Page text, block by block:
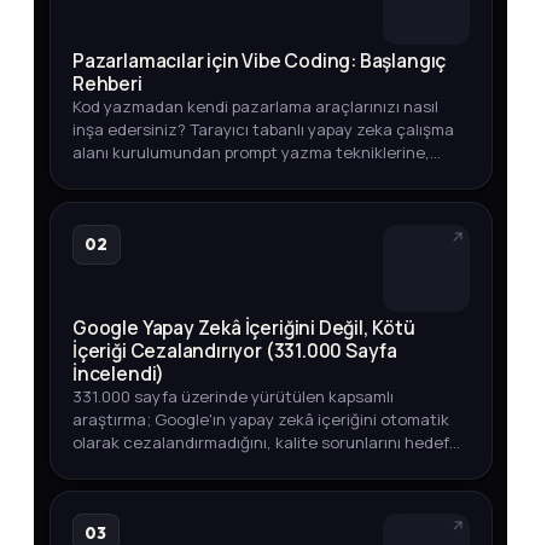
Pazarlamacılar için Vibe Coding: Başlangıç
Rehberi
Kod yazmadan kendi pazarlama araçlarınızı nasıl
inşa edersiniz? Tarayıcı tabanlı yapay zeka çalışma
alanı kurulumundan prompt yazma tekniklerine,
adım adım açıklıyoruz.
02
Google Yapay Zekâ İçeriğini Değil, Kötü
İçeriği Cezalandırıyor (331.000 Sayfa
İncelendi)
331.000 sayfa üzerinde yürütülen kapsamlı
araştırma; Google'ın yapay zekâ içeriğini otomatik
olarak cezalandırmadığını, kalite sorunlarını hedef
endeksleme oranları v…
03